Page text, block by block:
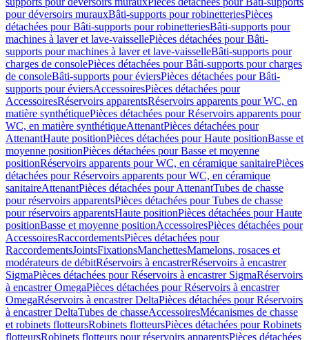
pour déversoirs murauxBâti-supports pour robinetteriesPièces
détachées pour Bâti-supports pour robinetteriesBâti-supports pour
machines à laver et lave-vaissellePièces détachées pour Bâti-
supports pour machines à laver et lave-vaisselleBâti-supports pour
charges de consolePièces détachées pour Bâti-supports pour charges
de consoleBâti-supports pour éviersPièces détachées pour Bâti-
supports pour éviersAccessoiresPièces détachées pour
AccessoiresRéservoirs apparentsRéservoirs apparents pour WC, en
matière synthétiquePièces détachées pour Réservoirs apparents pour
WC, en matière synthétiqueAttenantPièces détachées pour
AttenantHaute positionPièces détachées pour Haute positionBasse et
moyenne positionPièces détachées pour Basse et moyenne
positionRéservoirs apparents pour WC, en céramique sanitairePièces
détachées pour Réservoirs apparents pour WC, en céramique
sanitaireAttenantPièces détachées pour AttenantTubes de chasse
pour réservoirs apparentsPièces détachées pour Tubes de chasse
pour réservoirs apparentsHaute positionPièces détachées pour Haute
positionBasse et moyenne positionAccessoiresPièces détachées pour
AccessoiresRaccordementsPièces détachées pour
RaccordementsJointsFixationsManchettesMamelons, rosaces et
modérateurs de débitRéservoirs à encastrerRéservoirs à encastrer
SigmaPièces détachées pour Réservoirs à encastrer SigmaRéservoirs
à encastrer OmegaPièces détachées pour Réservoirs à encastrer
OmegaRéservoirs à encastrer DeltaPièces détachées pour Réservoirs
à encastrer DeltaTubes de chasseAccessoiresMécanismes de chasse
et robinets flotteursRobinets flotteursPièces détachées pour Robinets
flotteursRobinets flotteurs pour réservoirs apparentsPièces détachées